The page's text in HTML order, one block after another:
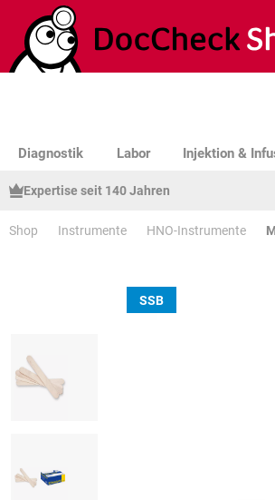
Hauptinhalt springen
Zur Suche springen
Zur Hauptnavigation springen
Diagnostik Labor Injektion &
Expertise seit 140 Jahren
Shop Instrumente HNO-Instrumente
SSB